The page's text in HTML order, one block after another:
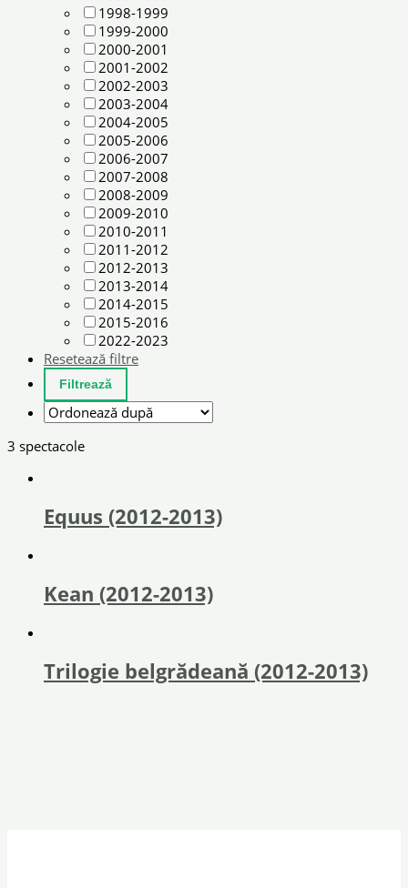
1998-1999
1999-2000
2000-2001
2001-2002
2002-2003
2003-2004
2004-2005
2005-2006
2006-2007
2007-2008
2008-2009
2009-2010
2010-2011
2011-2012
2012-2013
2013-2014
2014-2015
2015-2016
2022-2023
Resetează filtre
3 spectacole
Equus (2012-2013)
Kean (2012-2013)
Trilogie belgrădeană (2012-2013)